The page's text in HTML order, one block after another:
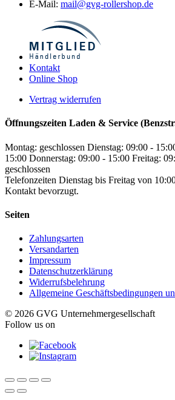
E-Mail: mail@gvg-rollershop.de
Kontakt
Online Shop
Vertrag widerrufen
Öffnungszeiten Laden & Service
Montag: geschlossen Dienstag: 09:00 -
15:00 Donnerstag: 09:00 - 15:00 Freitag:
geschlossen
Telefonzeiten Dienstag bis Freitag von
Kontakt bevorzugt.
Seiten
Zahlungsarten
Versandarten
Impressum
Datenschutzerklärung
Widerrufsbelehrung
Allgemeine Geschäftsbedingungen
© 2026 GVG Unternehmergesellschaft
Follow us on